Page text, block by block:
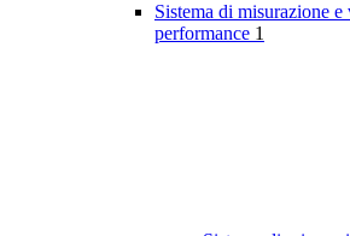
Sistema di misurazione
performance 1